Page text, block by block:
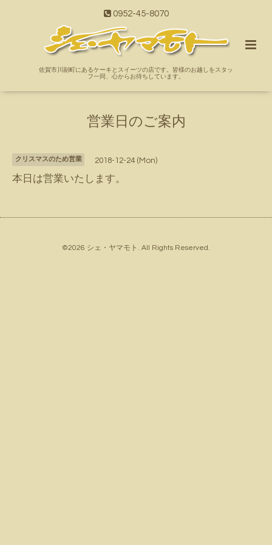
0952-45-8070
佐賀市川副町にあるケーキとスイーツの店です。皆様のお越しをスタッ
フ一同、心からお待ちしています。
営業日のご案内
クリスマスのため営業 2018-12-24 (Mon)
本日は営業いたします。
©2026 シェ・ヤマモト . All Rights Reserved.